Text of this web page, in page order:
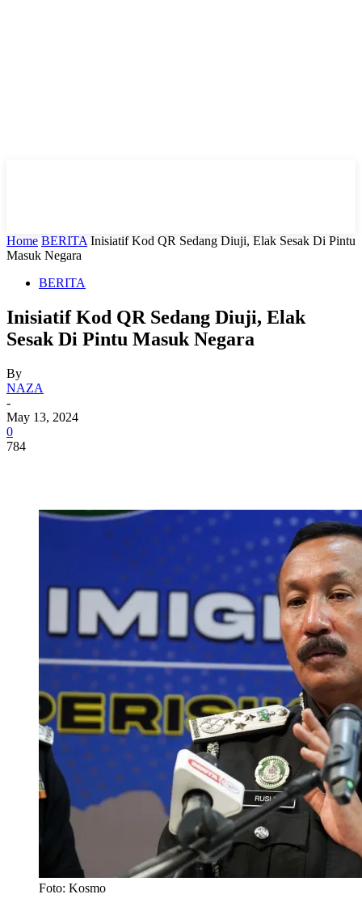
Home BERITA Inisiatif Kod QR Sedang Diuji, Elak Sesak Di Pintu
Masuk Negara
BERITA
Inisiatif Kod QR Sedang Diuji, Elak
Sesak Di Pintu Masuk Negara
By
NAZA
-
May 13, 2024
0
784
Foto: Kosmo